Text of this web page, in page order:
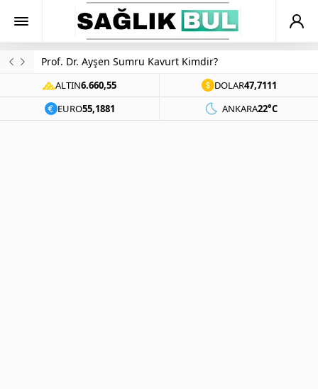
Prof. Dr. Ayşen Sumru Kavurt Kimdir?
ALTIN6.660,55 DOLAR47,7111
EURO55,1881 ANKARA22°C